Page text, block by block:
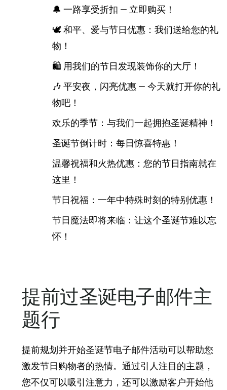
🔔 一路享受折扣 — 立即购买！
🕊️ 和平、爱与节日优惠：我们送给您的礼
物！
🛍️ 用我们的节日发现装饰你的大厅！
🎶 平安夜，闪亮优惠 — 今天就打开你的礼
物吧！
欢乐的季节：与我们一起拥抱圣诞精神！
圣诞节倒计时：每日惊喜特惠！
温馨祝福和火热优惠：您的节日指南就在
这里！
节日祝福：一年中特殊时刻的特别优惠！
节日魔法即将来临：让这个圣诞节难以忘
怀！
提前过圣诞电子邮件主
题行
提前规划并开始圣诞节电子邮件活动可以帮助您
激发节日购物者的热情。通过引人注目的主题，
您不仅可以吸引注意力，还可以激励客户开始他